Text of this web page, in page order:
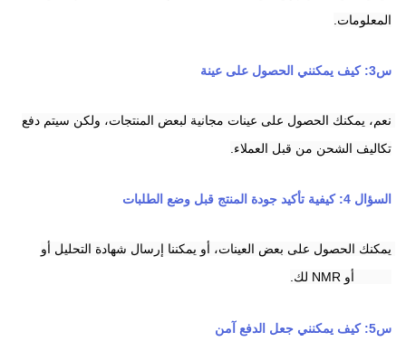
المعلومات.
س3: كيف يمكنني الحصول على عينة
نعم، يمكنك الحصول على عينات مجانية لبعض المنتجات، ولكن سيتم دفع
تكاليف الشحن من قبل العملاء.
السؤال 4: كيفية تأكيد جودة المنتج قبل وضع الطلبات
يمكنك الحصول على بعض العينات، أو يمكننا إرسال شهادة التحليل أو
س5: كيف يمكنني جعل الدفع آمن